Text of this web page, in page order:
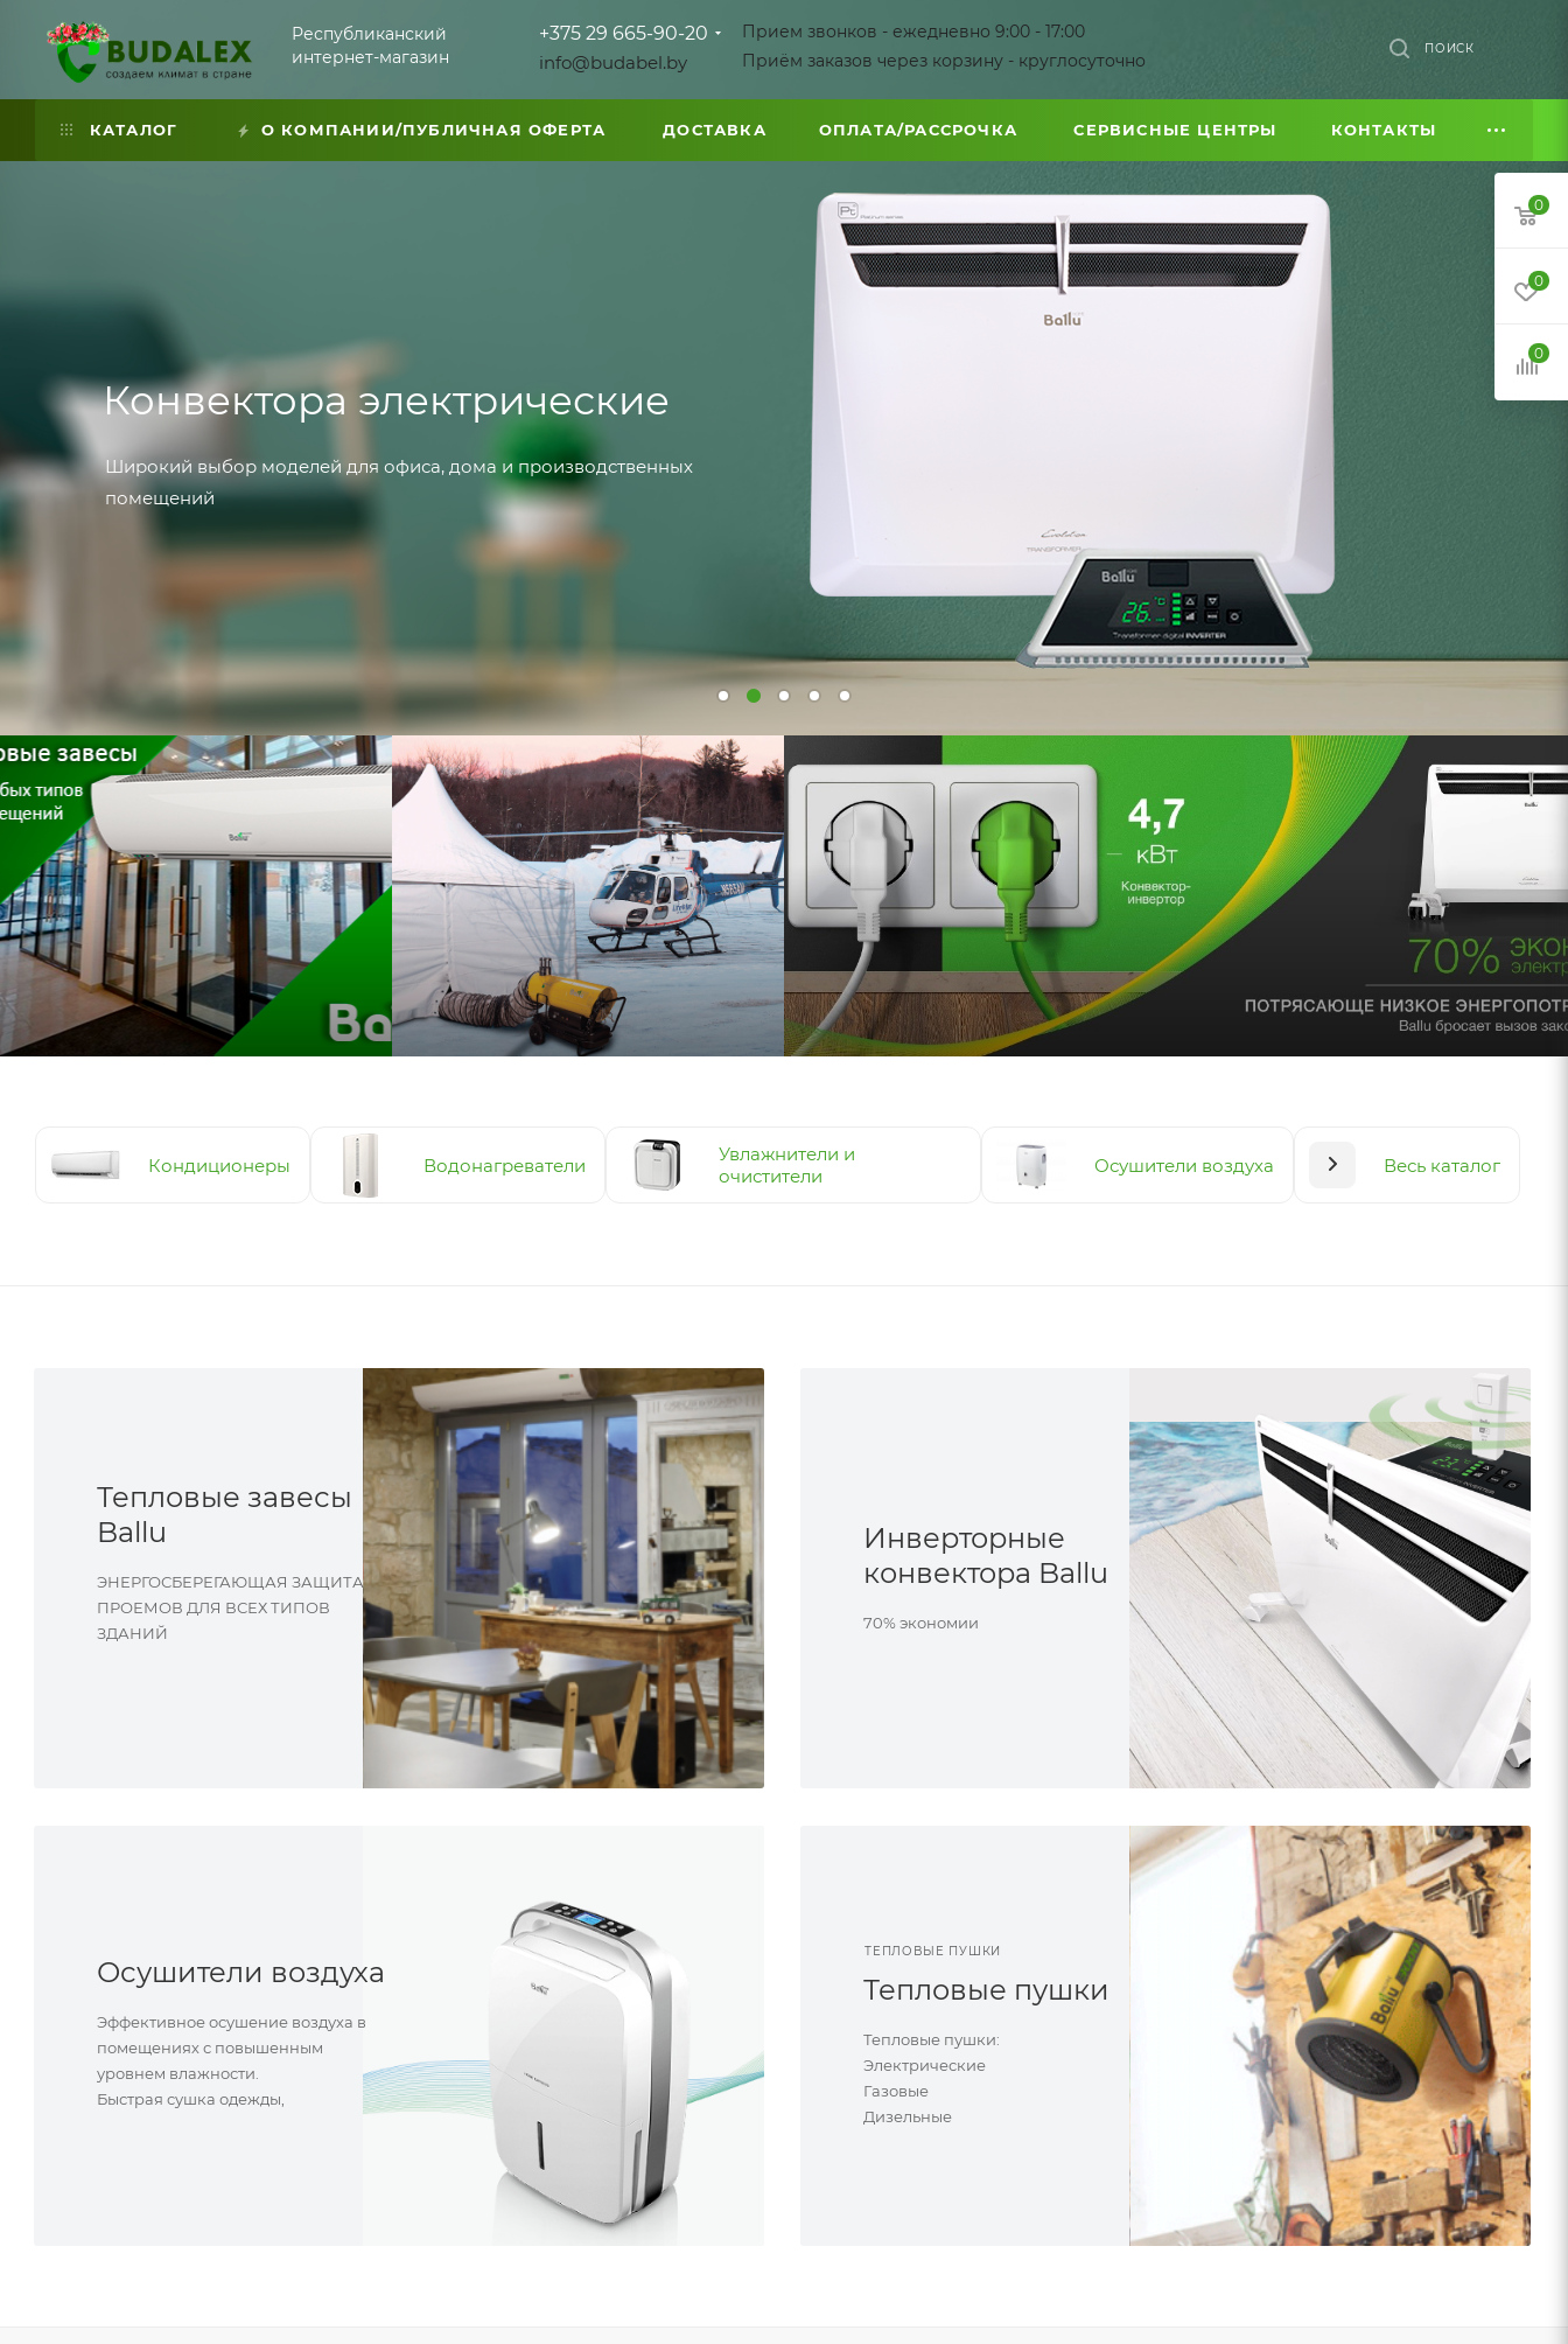
Республиканский
интернет-магазин
+375 29 665-90-20
info@budabel.by
Прием звонков - ежедневно 9:00 - 17:00
Приём заказов через корзину - круглосуточно
ПОИСК
КАТАЛОГ О КОМПАНИИ/ПУБЛИЧНАЯ ОФЕРТА ДОСТАВКА ОПЛАТА/РАССРОЧКА СЕРВИСНЫЕ ЦЕНТРЫ КОНТАКТЫ
Конвектора электрические
Широкий выбор моделей для офиса, дома и производственных
помещений
Кондиционеры Водонагреватели
Увлажнители и
очистители
Осушители воздуха Весь каталог
Тепловые завесы
Ballu
ЭНЕРГОСБЕРЕГАЮЩАЯ ЗАЩИТА
ПРОЕМОВ ДЛЯ ВСЕХ ТИПОВ
ЗДАНИЙ
Тепловые завесы Ballu служат для
Инверторные
конвектора Ballu
70% экономии
Осушители воздуха
Эффективное осушение воздуха в
помещениях с повышенным
уровнем влажности.
Быстрая сушка одежды,
ТЕПЛОВЫЕ ПУШКИ
Тепловые пушки
Тепловые пушки:
Электрические
Газовые
Дизельные
0
0
0